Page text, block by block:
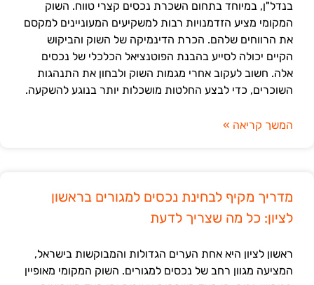
בנדל"ן, במיוחד בתחום השכרת נכסים קצרי טווח. השוק
המקומי מציע הזדמנויות רבות למשקיעים המעוניינים למקסם
את הרווחים שלהם. הכרת הדינמיקה של השוק והביקוש
הקיים יכולה לסייע בהבנת הפוטנציאל הכלכלי של נכסים
אלה. חשוב לעקוב אחרי מגמות השוק ולבחון את התנהגות
השוכרים, כדי לבצע החלטות מושכלות יותר בנוגע להשקעה.
המשך קריאה »
מדריך מקיף לבחינת נכסים למגורים בראשון
לציון: כל מה שצריך לדעת
ראשון לציון היא אחת הערים הגדולות והמבוקשות בישראל,
המציעה מגוון רחב של נכסים למגורים. השוק המקומי מאופיין